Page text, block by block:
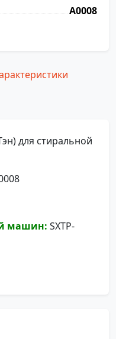
A0008
для стиральной
машин: SXTP-